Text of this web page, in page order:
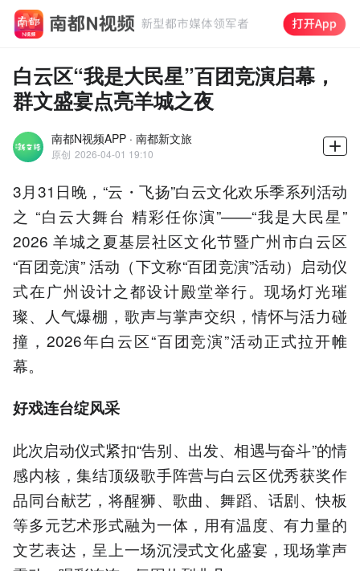
白云区“我是大民星”百团竞演启幕，
群文盛宴点亮羊城之夜
南都N视频APP · 南都新文旅
原创 2026-04-01 19:10
3月31日晚，“云・飞扬”白云文化欢乐季系列活动
之 “白云大舞台 精彩任你演”——“我是大民星”
2026 羊城之夏基层社区文化节暨广州市白云区
“百团竞演” 活动（下文称“百团竞演”活动）启动仪
式在广州设计之都设计殿堂举行。现场灯光璀
璨、人气爆棚，歌声与掌声交织，情怀与活力碰
撞，2026年白云区“百团竞演”活动正式拉开帷
幕。
好戏连台绽风采
此次启动仪式紧扣“告别、出发、相遇与奋斗”的情
感内核，集结顶级歌手阵营与白云区优秀获奖作
品同台献艺，将醒狮、歌曲、舞蹈、话剧、快板
等多元艺术形式融为一体，用有温度、有力量的
文艺表达，呈上一场沉浸式文化盛宴，现场掌声